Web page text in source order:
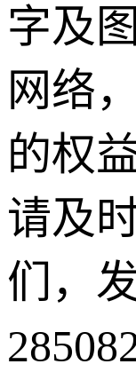
字及
网络
的权益
请及
们，